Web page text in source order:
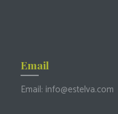
Email
Email: info@estelva.com